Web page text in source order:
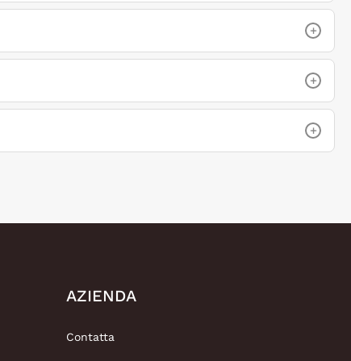
+
+
+
AZIENDA
Contatta